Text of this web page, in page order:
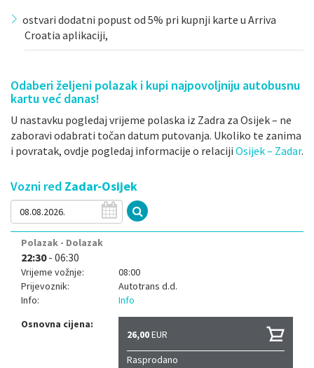
ostvari dodatni popust od 5% pri kupnji karte u Arriva
Croatia aplikaciji,
Odaberi željeni polazak i kupi najpovoljniju autobusnu
kartu već danas!
U nastavku pogledaj vrijeme polaska iz Zadra za Osijek – ne
zaboravi odabrati točan datum putovanja. Ukoliko te zanima
i povratak, ovdje pogledaj informacije o relaciji Osijek – Zadar.
Vozni red Zadar-Osijek
Polazak - Dolazak
22:30- 06:30
Vrijeme vožnje:
08:00
Prijevoznik:
Autotrans d.d.
Info:
Info
Osnovna cijena:
26,00EUR
Rasprodano